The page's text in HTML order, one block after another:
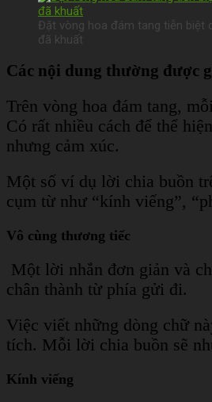
Đặt vòng hoa đám tang tiễn biệt
đã khuất
Các nội dung thường được
Trên vòng hoa đám tang,
Có rất nhiều cách để thể
nhưng cảm xúc.
Một số ví dụ lời chia buồn
cụm từ như “kính viếng”,
Vô cùng thương tiếc
Một lời nhắn đơn giản và
chân thành từ phía gửi đi.
Việc viết những dòng chữ
tích. Mỗi lời chia buồn sẽ
Kính viếng